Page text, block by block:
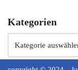
Kategorien